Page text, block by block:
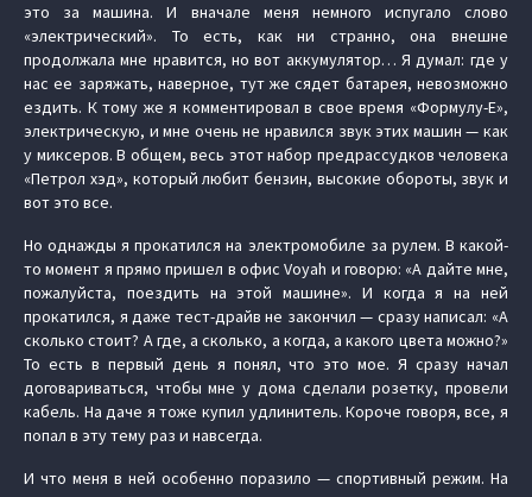
это за машина. И вначале меня немного испугало слово
«электрический». То есть, как ни странно, она внешне
продолжала мне нравится, но вот аккумулятор… Я думал: где у
нас ее заряжать, наверное, тут же сядет батарея, невозможно
ездить. К тому же я комментировал в свое время «Формулу-Е»,
электрическую, и мне очень не нравился звук этих машин — как
у миксеров. В общем, весь этот набор предрассудков человека
«Петрол хэд», который любит бензин, высокие обороты, звук и
вот это все.
Но однажды я прокатился на электромобиле за рулем. В какой-
то момент я прямо пришел в офис Voyah и говорю: «А дайте мне,
пожалуйста, поездить на этой машине». И когда я на ней
прокатился, я даже тест-драйв не закончил — сразу написал: «А
сколько стоит? А где, а сколько, а когда, а какого цвета можно?»
То есть в первый день я понял, что это мое. Я сразу начал
договариваться, чтобы мне у дома сделали розетку, провели
кабель. На даче я тоже купил удлинитель. Короче говоря, все, я
попал в эту тему раз и навсегда.
И что меня в ней особенно поразило — спортивный режим. На